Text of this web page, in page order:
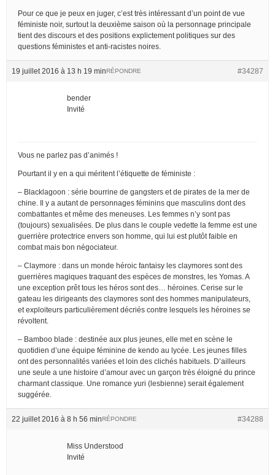
Pour ce que je peux en juger, c’est très intéressant d’un point de vue
féministe noir, surtout la deuxième saison où la personnage principale
tient des discours et des positions explictement politiques sur des
questions féministes et anti-racistes noires.
19 juillet 2016 à 13 h 19 min #34287
RÉPONDRE
bender
Invité
Vous ne parlez pas d’animés !
Pourtant il y en a qui méritent l’étiquette de féministe :
– Blacklagoon : série bourrine de gangsters et de pirates de la mer de
chine. Il y a autant de personnages féminins que masculins dont des
combattantes et même des meneuses. Les femmes n’y sont pas
(toujours) sexualisées. De plus dans le couple vedette la femme est une
guerrière protectrice envers son homme, qui lui est plutôt faible en
combat mais bon négociateur.
– Claymore : dans un monde héroic fantaisy les claymores sont des
guerrières magiques traquant des espèces de monstres, les Yomas. A
une exception prêt tous les héros sont des… héroines. Cerise sur le
gateau les dirigeants des claymores sont des hommes manipulateurs,
et exploiteurs particulièrement décriés contre lesquels les héroines se
révoltent.
– Bamboo blade : destinée aux plus jeunes, elle met en scène le
quotidien d’une équipe féminine de kendo au lycée. Les jeunes filles
ont des personnalités variées et loin des clichés habituels. D’ailleurs
une seule a une histoire d’amour avec un garçon très éloigné du prince
charmant classique. Une romance yuri (lesbienne) serait également
suggérée.
22 juillet 2016 à 8 h 56 min #34288
RÉPONDRE
Miss Understood
Invité